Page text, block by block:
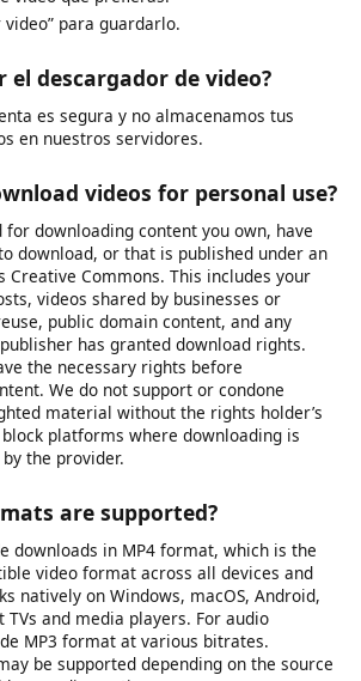
frecuentes
un video en mi teléfono?
herramienta desde tu navegador.
video que prefieras.
video” para guardarlo.
el descargador de video?
es segura y no almacenamos tus
en nuestros servidores.
videos for personal use?
for downloading content you own, have
download, or that is published under an
videos shared by businesses or
public domain content, and any
has granted download rights.
the necessary rights before
We do not support or condone
material without the rights holder’s
platforms where downloading is
the provider.